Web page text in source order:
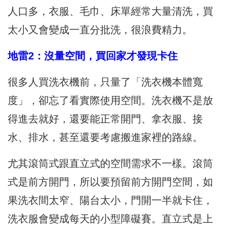
人口多，衣服、毛巾、床單經常大量清洗，買
太小又會變成一直分批洗，很浪費精力。
地雷2：沒量空間，買回家才發現卡住
很多人買洗衣機前，只量了「洗衣機本體寬
度」，卻忘了看實際使用空間。洗衣機不是放
得進去就好，還要能正常開門、拿衣服、接
水、排水，甚至還要考慮搬進家裡的路線。
尤其滾筒式跟直立式的空間需求不一樣。滾筒
式是前方開門，所以要預留前方開門空間，如
果洗衣間太窄、陽台太小，門開一半就卡住，
洗衣服會變成每天的小型障礙賽。直立式是上